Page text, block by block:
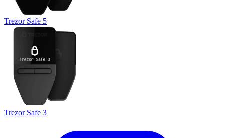
Trezor Safe 5
Trezor Safe 3